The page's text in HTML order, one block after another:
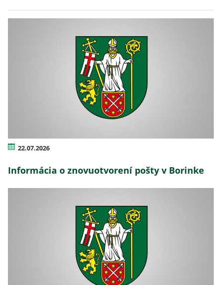
22.07.2026
Informácia o znovuotvorení pošty v Borinke